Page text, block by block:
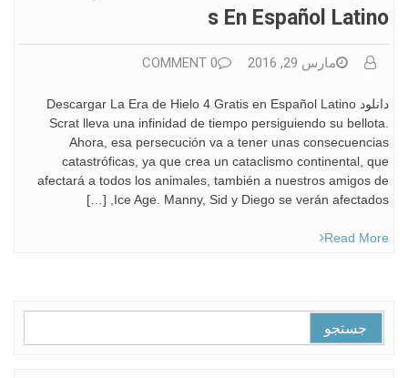
S En Español Latino
مارس 29, 2016 0 COMMENT
دانلود Descargar La Era de Hielo 4 Gratis en Español Latino
Scrat lleva una infinidad de tiempo persiguiendo su bellota.
Ahora, esa persecución va a tener unas consecuencias
catastróficas, ya que crea un cataclismo continental, que
afectará a todos los animales, también a nuestros amigos de
Ice Age. Manny, Sid y Diego se verán afectados, […]
Read More
برای: